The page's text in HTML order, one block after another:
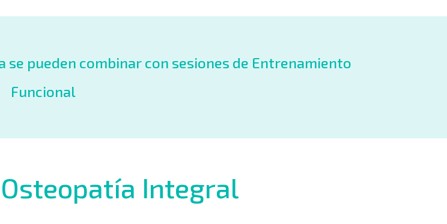
se pueden combinar con sesiones de Entrenamiento
Funcional
Integral